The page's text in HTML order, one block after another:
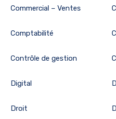
Commercial – Ventes
Comptabilité
Contrôle de gestion
Digital
Droit